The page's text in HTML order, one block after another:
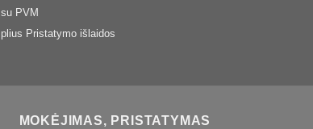
su PVM
plius Pristatymo išlaidos
MOKĖJIMAS, PRISTATYMAS